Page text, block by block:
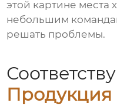
этой картине места
небольшим
решать проблемы.
Продукция